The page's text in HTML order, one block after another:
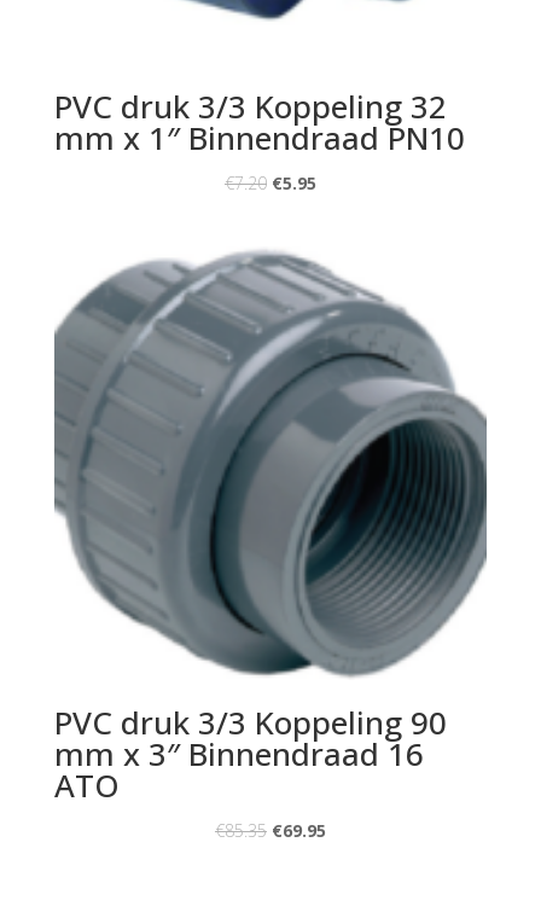
PVC druk 3/3 Koppeling 32
mm x 1″ Binnendraad PN10
€7.20 €5.95
PVC druk 3/3 Koppeling 90
mm x 3″ Binnendraad 16
ATO
€85.35 €69.95